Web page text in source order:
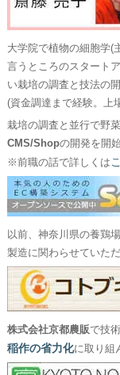
大学院で植物の細胞学(
言うところのスタート
い栽培の調査と技法の
(資金調達まで経験。上
栽培の調査と並行で野
CMS/Shopの開発を開
※前職の話で詳しくは
以前、神奈川県の養鶏場
製造に関わらせていただ
株式会社京都農販で技
稲作の省力化に取り組